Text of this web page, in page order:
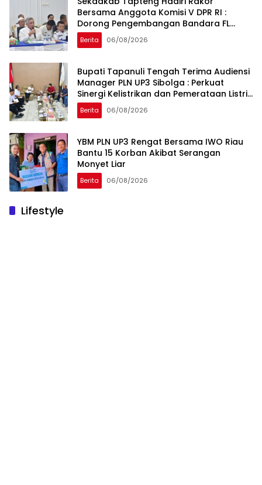
Bersama Anggota Komisi V DPR RI :
Dorong Pengembangan Bandara FL
Tobing dan Pelabuhan Sibolga
Berita 06/08/2026
Bupati Tapanuli Tengah Terima Audiensi
Manager PLN UP3 Sibolga : Perkuat
Sinergi Kelistrikan dan Pemerataan Listrik
Desa
Berita 06/08/2026
YBM PLN UP3 Rengat Bersama IWO Riau
Bantu 15 Korban Akibat Serangan
Monyet Liar
Berita 06/08/2026
Lifestyle